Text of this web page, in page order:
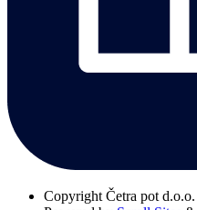
Copyright Četra pot d.o.o.